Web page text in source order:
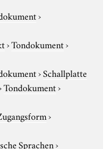
›
›Tondokument›
›Schallplatte
Tondokument›
›
Sprachen›